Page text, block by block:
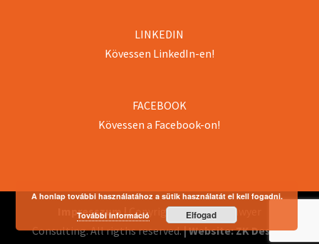
LINKEDIN
Kövessen LinkedIn-en!
FACEBOOK
Kövessen a Facebook-on!
Impresszum |Copyright 2018 Pro/Lawyer
Consulting. All rigths reserved.| Website: ZK Design
A honlap további használatához a sütik használatát el kell fogadni.
További információ
Elfogad